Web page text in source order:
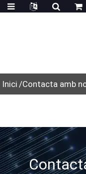
Inici Contacta amb